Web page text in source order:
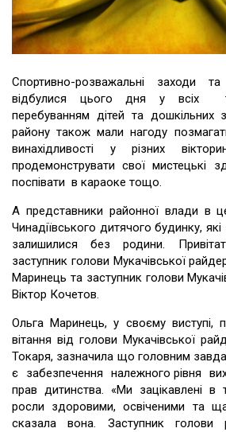
Спортивно-розважальні заходи
відбулися цього дня у всіх
перебуванням дітей та дошкільних
району також мали нагоду
винахідливості у різних
продемонструвати свої мистецькі
поспівати в караоке тощо.
А представники районної влади в
Чинадіївського дитячого будинку,
залишилися без родини.
заступник голови Мукачівської
Маринець та заступник голови
Віктор Кочетов.
Ольга Маринець, у своєму виступі,
вітання від голови Мукачівської
Токаря, зазначила що головним
є забезпечення належного рівня
прав дитинства. «Ми зацікавлені
росли здоровими, освіченими та
сказала вона. Заступник голови